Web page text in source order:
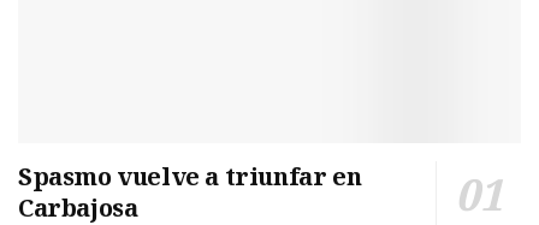
Spasmo vuelve a triunfar en
Carbajosa